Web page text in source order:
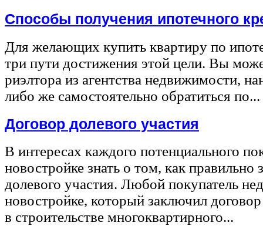
Способы получения ипотечного
Для желающих купить квартиру по
три пути достижения этой цели. Вы
риэлтора из агентства недвижимости,
либо же самостоятельно обратиться по...
Договор долевого участия
В интересах каждого потенциального
новостройке знать о том, как правильно
долевого участия. Любой покупатель
новостройке, который заключил
в строительстве многоквартирного...